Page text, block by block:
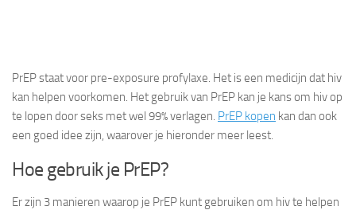
PrEP staat voor pre-exposure profylaxe. Het is een medicijn dat hiv
kan helpen voorkomen. Het gebruik van PrEP kan je kans om hiv op
te lopen door seks met wel 99% verlagen. PrEP kopen kan dan ook
een goed idee zijn, waarover je hieronder meer leest.
Hoe gebruik je PrEP?
Er zijn 3 manieren waarop je PrEP kunt gebruiken om hiv te helpen